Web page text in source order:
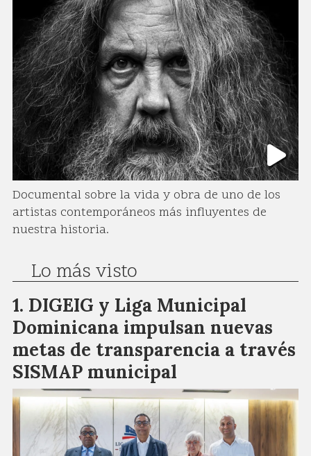
Documental sobre la vida y obra de uno de los
artistas contemporáneos más influyentes de
nuestra historia.
Lo más visto
DIGEIG y Liga Municipal
Dominicana impulsan nuevas
metas de transparencia a través
SISMAP municipal